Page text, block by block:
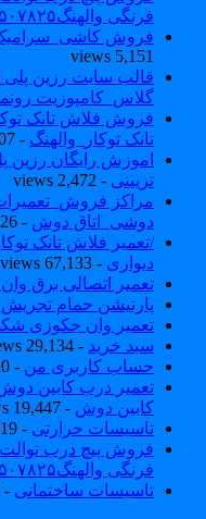
فرنگی والهنگ۰۹۱۲۱۵۰۷۸۲۵
فروش کاشی_سرامیک استخر
5,151 views
قالب سایت رزین پلی
گلاس_کامپوزیت
فروش فلاش تانک
تانک توکار_والهنگ- 10,507 views
اموزش رایگان رزین
تزیینی- 2,472 views
مراکز فروش_تعمیرات
دوشی_اتاق دوش- 4,526 views
/تعمیر فلاش تانک
دیواری - 67,133 views
تعمیر اتصالی برق وان
پارتیشن حمام تجریش ۲۲۴۲۰۴۶۰
تعمیر وان جکوزی
سبد خرید - 29,134 views
حساب کاربری من- 23,120 views
تعمیر درب کابین
کابین دوش- 19,447 views
تاسیسات حرارتی- 17,019 views
فروش پیچ درب توالت
فرنگی والهنگ۰۹۱۲۱۵۰۷۸۲۵
تاسیسات ساختمانی- 16,117 views